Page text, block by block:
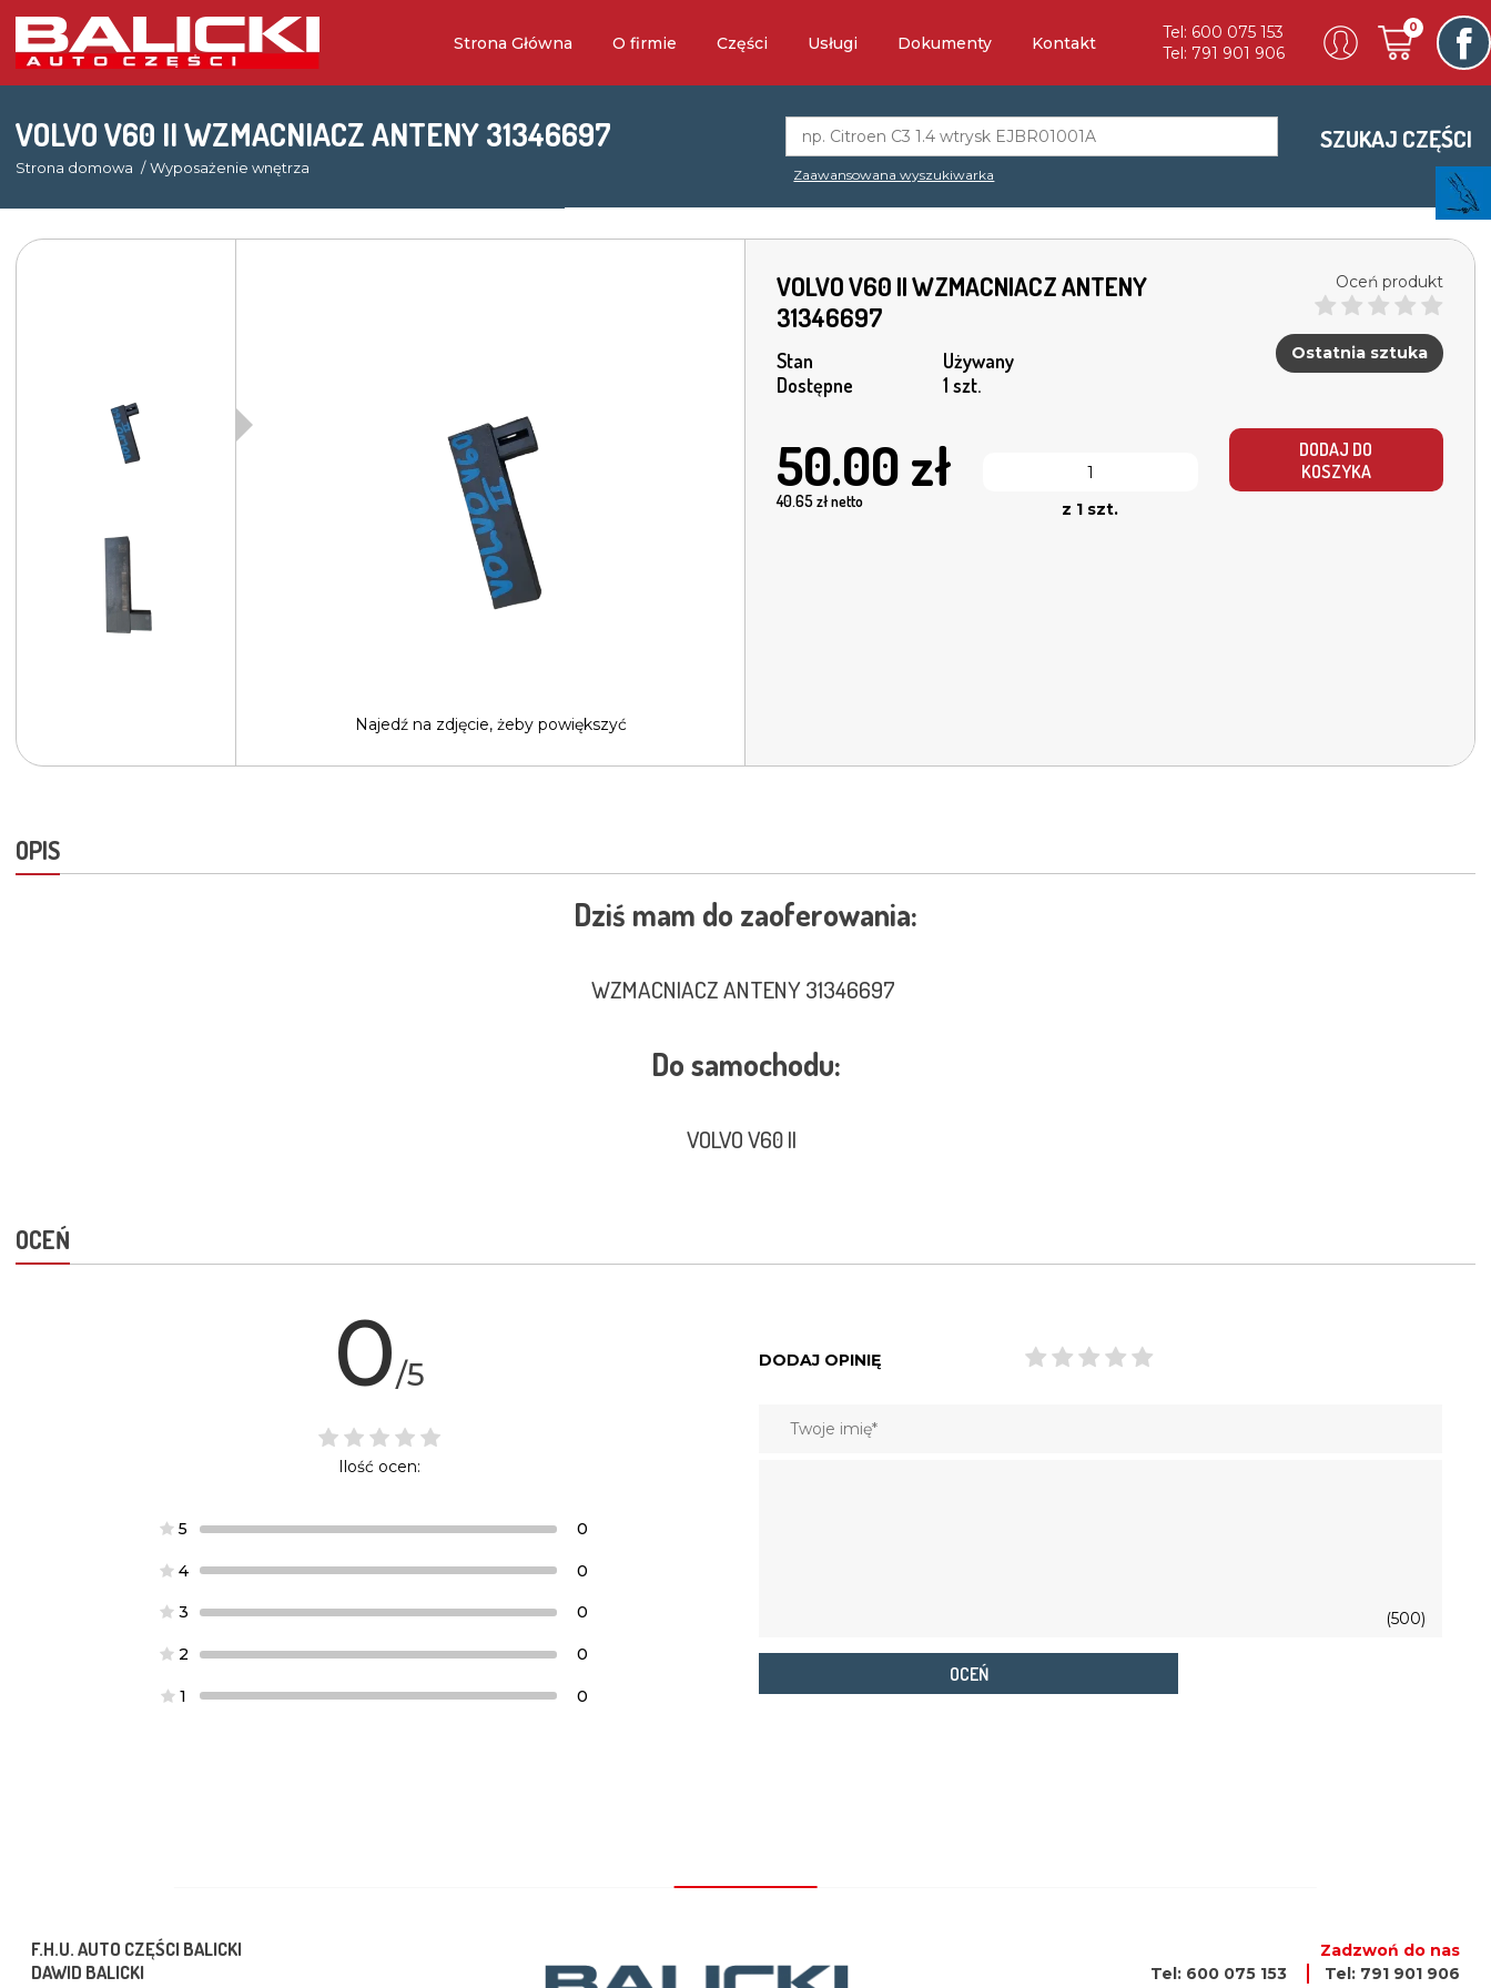
Strona Główna O firmie Części Usługi Dokumenty Kontakt
Tel: 600 075 153
Tel: 791 901 906
0
VOLVO V60 II WZMACNIACZ ANTENY 31346697
Strona domowa Wyposażenie wnętrza Zaawansowana wyszukiwarka
SZUKAJ CZĘŚCI
Najedź na zdjęcie, żeby powiększyć
VOLVO V60 II WZMACNIACZ ANTENY
31346697
Stan
Używany
Dostępne
1 szt.
Oceń produkt
Ostatnia sztuka
50.00 zł
40.65zł netto z 1 szt.
DODAJ DO
KOSZYKA
OPIS
Dziś mam do zaoferowania:
WZMACNIACZ ANTENY 31346697
Do samochodu:
VOLVO V60 II
OCEŃ
0/5
Ilość ocen:
5 0
4 0
3 0
2 0
1 0
DODAJ OPINIĘ
(500)
OCEŃ
F.H.U. AUTO CZĘŚCI BALICKI
DAWID BALICKI
Zadzwoń do nas
Tel: 600 075 153
Tel: 791 901 906